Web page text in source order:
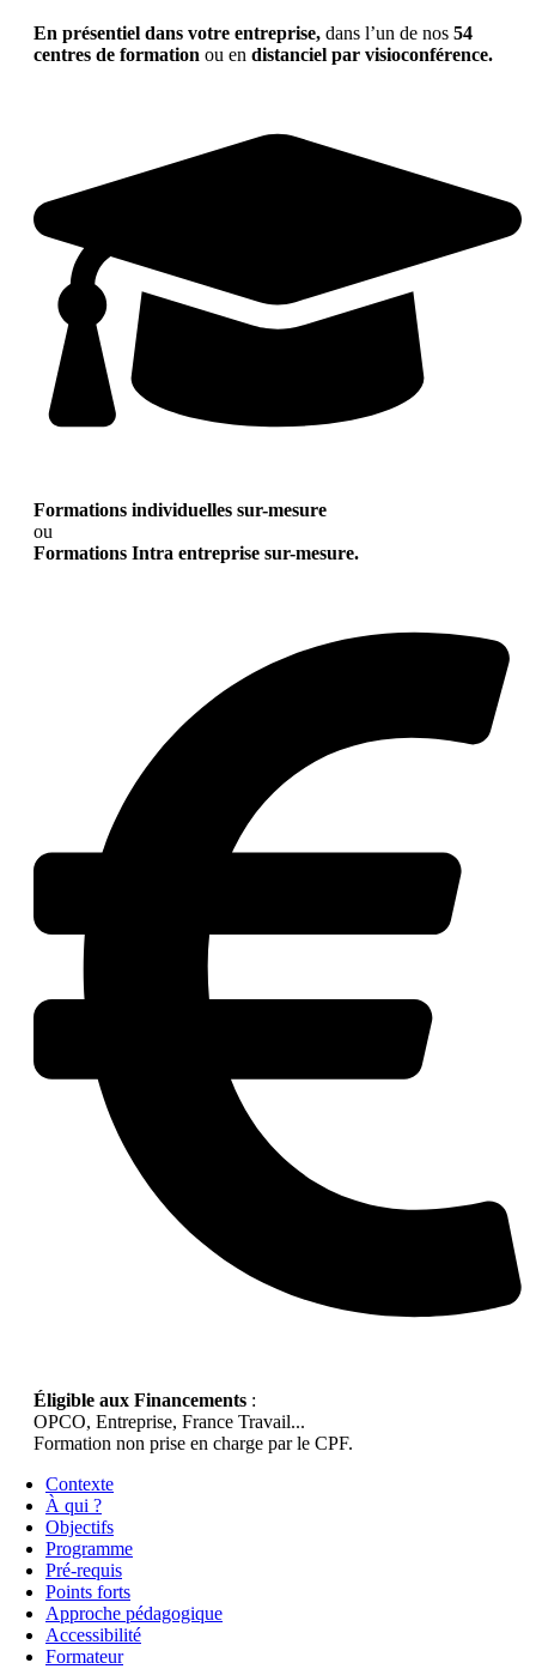
En présentiel dans votre entreprise, dans l’un de nos 54
centres de formation ou en distanciel par visioconférence.
Formations individuelles sur-mesure
ou
Formations Intra entreprise sur-mesure.
Éligible aux Financements :
OPCO, Entreprise, France Travail...
Formation non prise en charge par le CPF.
Contexte
À qui ?
Objectifs
Programme
Pré-requis
Points forts
Approche pédagogique
Accessibilité
Formateur